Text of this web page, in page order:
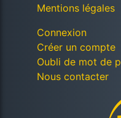
Mentions légales
Connexion
Créer un compte
Oubli de mot de
Nous contacter